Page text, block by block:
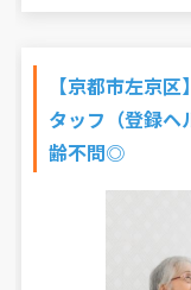
【京都市左京
タッフ（登録ヘ
齢不問◎